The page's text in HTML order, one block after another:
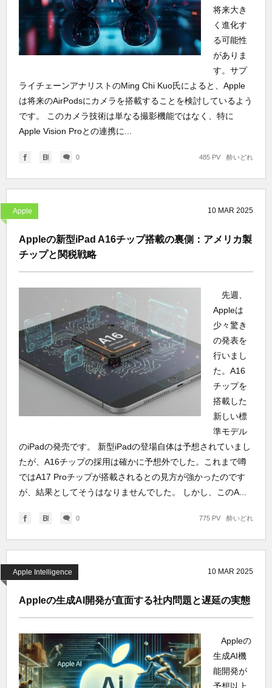
将来大き
く進化す
る可能性
がありま
す。サプ
ライチェーンアナリストのMing Chi Kuo氏によると、Apple
は将来のAirPodsにカメラを搭載することを検討しているよう
です。 このカメラ技術は単なる撮影機能ではなく、特に
Apple Vision Proとの連携に...
0 酔いどれ
485 PV
Apple 10 MAR 2025
Appleの新型iPad A16チップ搭載の裏側：アメリカ製
チップと関税戦略
先週、
Appleは
少々驚き
の発表を
行いまし
た。A16
チップを
搭載した
新しい標
準モデル
のiPadの発売です。 新型iPadの登場自体は予想されていまし
たが、A16チップの採用は確かに予想外でした。これまで噂
ではA17 Proチップが搭載されるとの見方が強かったのです
が、結果としてそうはなりませんでした。 しかし、このA...
0 酔いどれ
775 PV
Apple Intelligence 10 MAR 2025
Appleの生成AI開発が直面する社内問題と遅延の実態
Appleの
生成AI機
能開発が